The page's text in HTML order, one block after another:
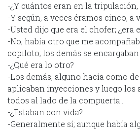
-¿Y cuántos eran en la tripulación,
-Y según, a veces éramos cinco, a
-Usted dijo que era el chofer; ¿era
-No, había otro que me
copiloto; los demás se encargaban
-¿Qué era lo otro?
-Los demás, alguno hacía como
aplicaban inyecciones y luego los
todos al lado de la compuerta…
-¿Estaban con vida?
-Generalmente sí; aunque había